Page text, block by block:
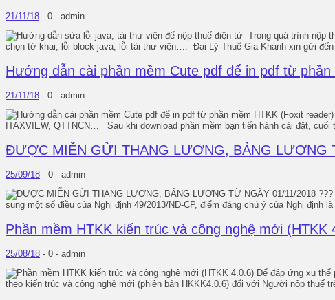
21/11/18 - 0 - admin
Trong quá trình nộp
chọn tờ khai, lỗi block java, lỗi tải thư viện…. Đại Lý Thuế Gia Khánh xin gửi đến
Hướng dẫn cài phần mềm Cute pdf để in pdf từ
21/11/18 - 0 - admin
ITAXVIEW, QTTNCN… Sau khi download phần mềm bạn tiến hành cài đặt,
ĐƯỢC MIỄN GỬI THANG LƯƠNG, BẢNG LƯƠNG
25/09/18 - 0 - admin
sung một số điều của Nghị định 49/2013/NĐ-CP, điểm đáng chú ý của Nghị
Phần mềm HTKK kiến trúc và công nghệ mới (HTKK
25/08/18 - 0 - admin
Để đáp ứng xu thế
theo kiến trúc và công nghệ mới (phiên bản HKKK4.0.6) đối với Người nộp thuế